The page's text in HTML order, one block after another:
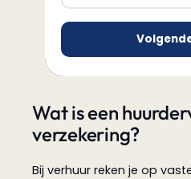
Wat is een
verzekering?
Bij verhuur reken je op